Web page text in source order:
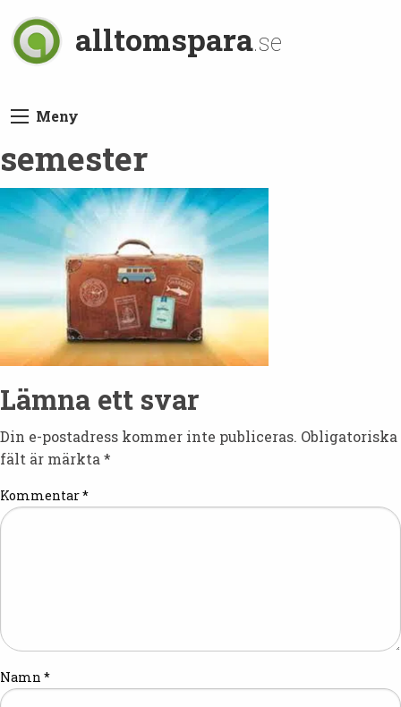
alltomspara.se
Meny
semester
Lämna ett svar
Din e-postadress kommer inte publiceras. Obligatoriska
fält är märkta *
Kommentar*
Namn *